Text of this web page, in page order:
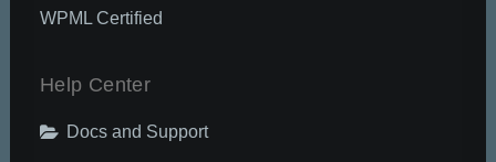
WPML Certified
Help Center
Docs and Support